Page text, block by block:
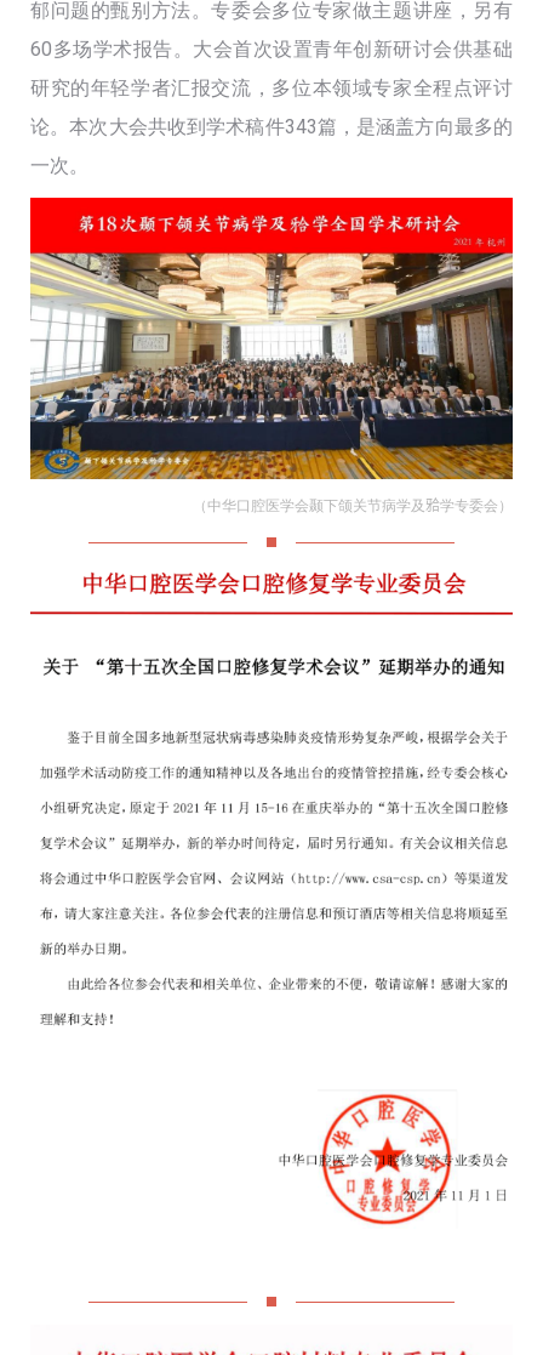
郁问题的甄别方法。专委会多位专家做主题讲座，另有
60多场学术报告。大会首次设置青年创新研讨会供基础
研究的年轻学者汇报交流，多位本领域专家全程点评讨
论。本次大会共收到学术稿件343篇，是涵盖方向最多的
一次。
（中华口腔医学会颞下颌关节病学及𬌗学专委会）